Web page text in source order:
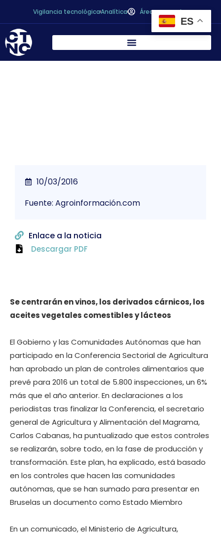
Vigilancia tecnológicaAnalítica Área personal
Se centrarán en vinos, los derivados cárnicos, los
aceites vegetales comestibles y lácteos
El Gobierno y las Comunidades Autónomas que han
participado en la Conferencia Sectorial de Agricultura
han aprobado un plan de controles alimentarios que
prevé para 2016 un total de 5.800 inspecciones, un 6%
más que el año anterior. En declaraciones a los
periodistas tras finalizar la Conferencia, el secretario
general de Agricultura y Alimentación del Magrama,
Carlos Cabanas, ha puntualizado que estos controles
se realizarán, sobre todo, en la fase de producción y
transformación. Este plan, ha explicado, está basado
en los controles que hacen las comunidades
autónomas, que se han sumado para presentar en
Bruselas un documento como Estado Miembro
En un comunicado, el Ministerio de Agricultura,
10/03/2016
Fuente: Agroinformación.com
Enlace a la noticia
Descargar PDF
ES